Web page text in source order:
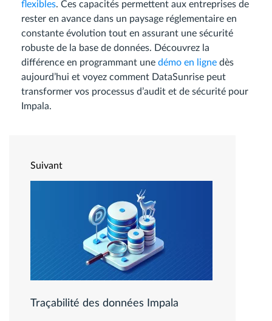
flexibles. Ces capacités permettent aux entreprises de
rester en avance dans un paysage réglementaire en
constante évolution tout en assurant une sécurité
robuste de la base de données. Découvrez la
différence en programmant une démo en ligne dès
aujourd’hui et voyez comment DataSunrise peut
transformer vos processus d’audit et de sécurité pour
Impala.
Suivant
Traçabilité des données Impala